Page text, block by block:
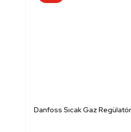
Danfoss Sıcak Gaz